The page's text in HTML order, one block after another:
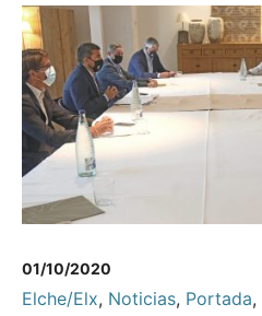
01/10/2020
Elche/Elx, Noticias, Portada,